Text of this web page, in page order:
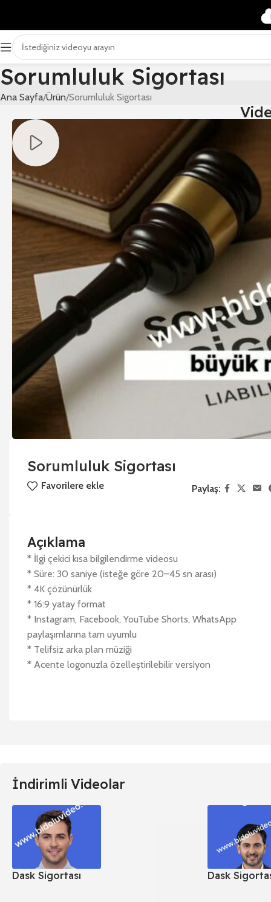
Sorumluluk Sigortası
Ana Sayfa Ürün Sorumluluk Sigortası
Sorumluluk Sigortası
Favorilere ekle Paylaş:
Açıklama
* İlgi çekici kısa bilgilendirme videosu
* Süre: 30 saniye (isteğe göre 20–45 sn arası)
* 4K çözünürlük
* 16:9 yatay format
* Instagram, Facebook, YouTube Shorts, WhatsApp
paylaşımlarına tam uyumlu
* Telifsiz arka plan müziği
* Acente logonuzla özelleştirilebilir versiyon
İndirimli Videolar
Dask Sigortası Dask